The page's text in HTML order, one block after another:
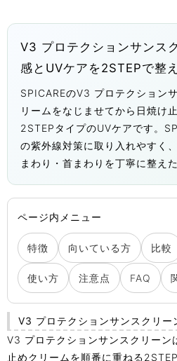
V3 プロテクションサンス
感とUVケアを2STEPで整
SPICAREのV3 プロテクション
リームをなじませてから日焼け
2STEPタイプのUVケアです。
の紫外線対策に取り入れやすく
まわり・首まわりを丁寧に整え
ページ内メニュー
特徴 向いている方 比較
使い方 注意点 FAQ
V3 プロテクションサンスクリー
V3 プロテクションサンスクリーン
止めクリームを順番に重ねる